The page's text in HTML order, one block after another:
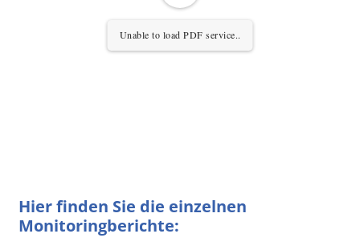
Unable to load PDF service..
Hier finden Sie die einzelnen
Monitoringberichte: